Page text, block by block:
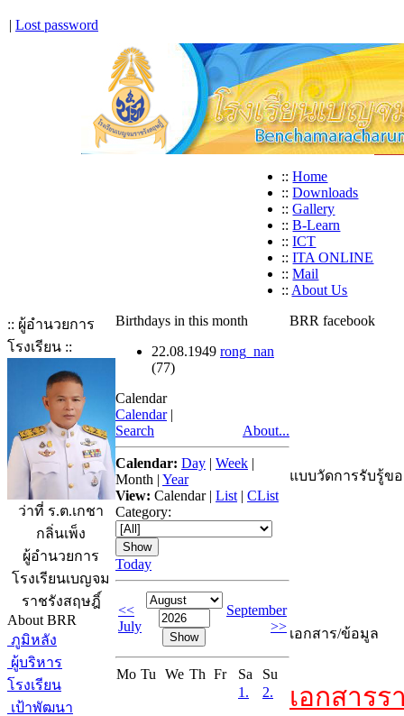
| Lost password
:: Home
:: Downloads
:: Gallery
:: B-Learn
:: ICT
:: ITA ONLINE
:: Mail
:: About Us
:: ผู้อำนวยการ
โรงเรียน ::
ว่าที่ ร.ต.เกชา
กลิ่นเพ็ง
ผู้อำนวยการ
โรงเรียนเบญจม
ราชรังสฤษฎิ์
About BRR
ภูมิหลัง
ผู้บริหาร
โรงเรียน
เป้าพัฒนา
Birthdays in this month
22.08.1949 rong_nan
(77)
Calendar
Calendar |
Search
About...
Calendar: Day | Week |
Month | Year
View: Calendar| List | CList
Category:
Today
<<
July
September
>>
Mo Tu We Th Fr Sa
Su
1.
2.
BRR facebook
แบบวัดการรับรู้ข
เอกสาร/ข้อมูล
เอกสารร